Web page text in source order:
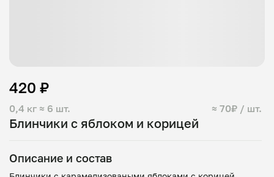
Блинчики с яблоком и корицей
0,4 кг ≈ 6 шт. ≈ 70₽ / шт.
420 ₽
Описание и состав